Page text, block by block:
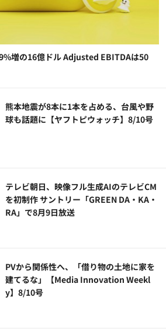
増の16億ドル Adjusted EBITDAは50
熊本地震が8本に1本を占める、台風や野
球も話題に【ヤフトピウォッチ】8/10号
テレビ朝日、映像フル生成AIのテレビCM
を初制作 サントリー「GREEN DA・KA・
RA」で8月9日放送
PVから関係性へ、「借り物の土地に家を
建てるな」【Media Innovation Weekl
y】8/10号